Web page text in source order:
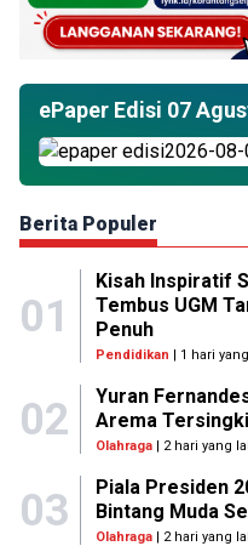
ePaper Edisi 07
Berita Populer
01
Kisah Inspiratif
Tembus UGM
Penuh
Pendidikan | 1 hari
02
Yuran
Arema
Olahraga| 2 hari yang
03
Piala Presiden
Bintang Muda
Olahraga| 2 hari yang